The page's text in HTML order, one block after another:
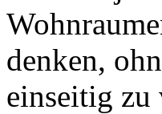
denken,
einseitig zu